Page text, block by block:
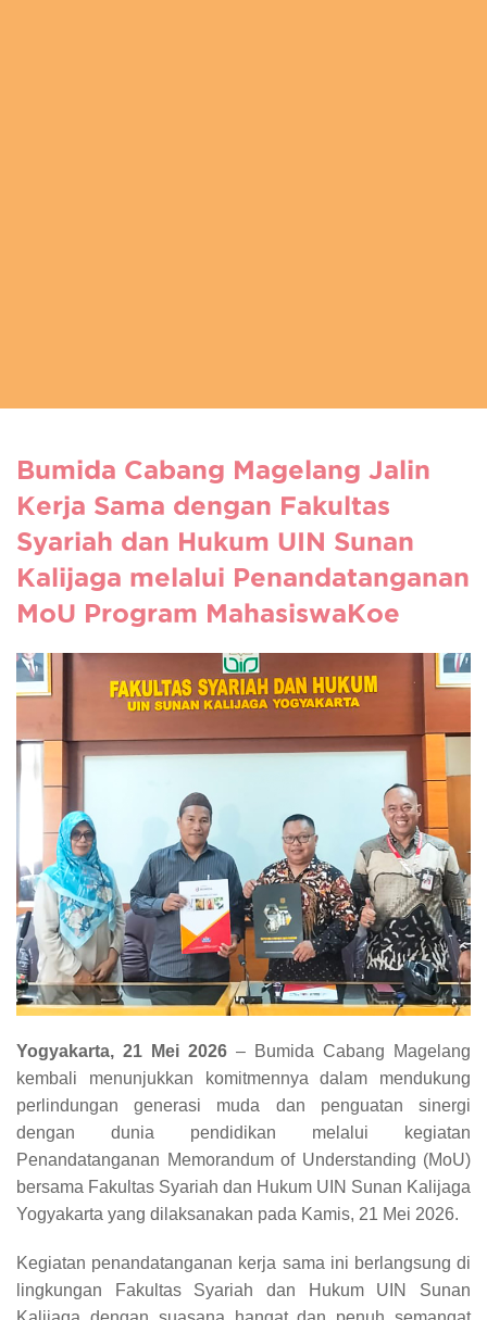
Bumida Cabang Magelang Jalin
Kerja Sama dengan Fakultas
Syariah dan Hukum UIN Sunan
Kalijaga melalui Penandatanganan
MoU Program MahasiswaKoe
Yogyakarta, 21 Mei 2026 – Bumida Cabang Magelang
kembali menunjukkan komitmennya dalam mendukung
perlindungan generasi muda dan penguatan sinergi
dengan dunia pendidikan melalui kegiatan
Penandatanganan Memorandum of Understanding (MoU)
bersama Fakultas Syariah dan Hukum UIN Sunan Kalijaga
Yogyakarta yang dilaksanakan pada Kamis, 21 Mei 2026.
Kegiatan penandatanganan kerja sama ini berlangsung di
lingkungan Fakultas Syariah dan Hukum UIN Sunan